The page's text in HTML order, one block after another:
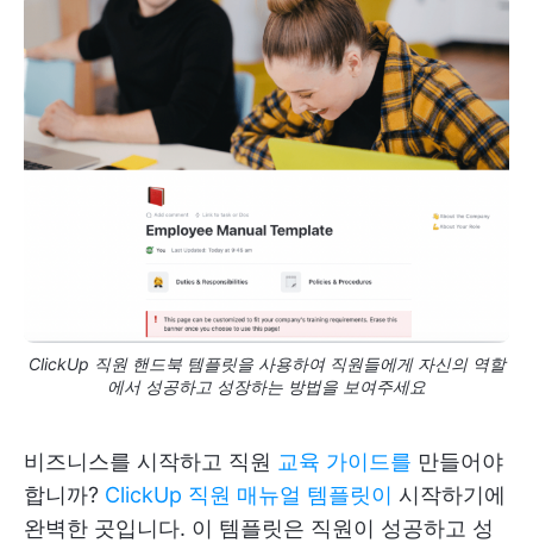
ClickUp 직원 핸드북 템플릿을 사용하여 직원들에게 자신의 역할
에서 성공하고 성장하는 방법을 보여주세요
비즈니스를 시작하고 직원 교육 가이드를 만들어야
합니까? ClickUp 직원 매뉴얼 템플릿이 시작하기에
완벽한 곳입니다. 이 템플릿은 직원이 성공하고 성